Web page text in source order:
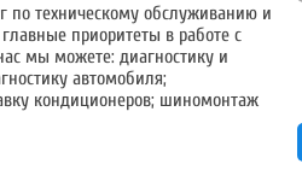
по техническому обслуживанию и
приоритеты в работе с
мы можете: диагностику и
автомобиля;
кондиционеров; шиномонтаж